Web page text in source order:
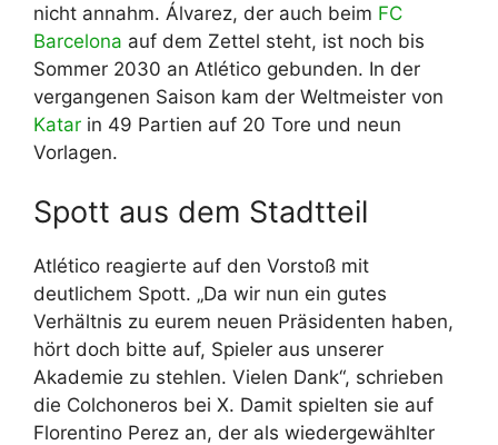
nicht annahm. Álvarez, der auch beim FC
Barcelona auf dem Zettel steht, ist noch bis
Sommer 2030 an Atlético gebunden. In der
vergangenen Saison kam der Weltmeister von
Katar in 49 Partien auf 20 Tore und neun
Vorlagen.
Spott aus dem Stadtteil
Atlético reagierte auf den Vorstoß mit
deutlichem Spott. „Da wir nun ein gutes
Verhältnis zu eurem neuen Präsidenten haben,
hört doch bitte auf, Spieler aus unserer
Akademie zu stehlen. Vielen Dank“, schrieben
die Colchoneros bei X. Damit spielten sie auf
Florentino Perez an, der als wiedergewählter